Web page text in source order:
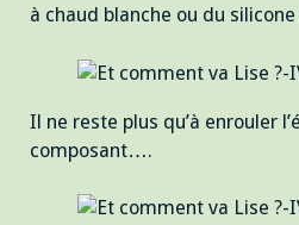
à chaud blanche ou du silicone
Il ne reste plus qu’à enrouler
composant….